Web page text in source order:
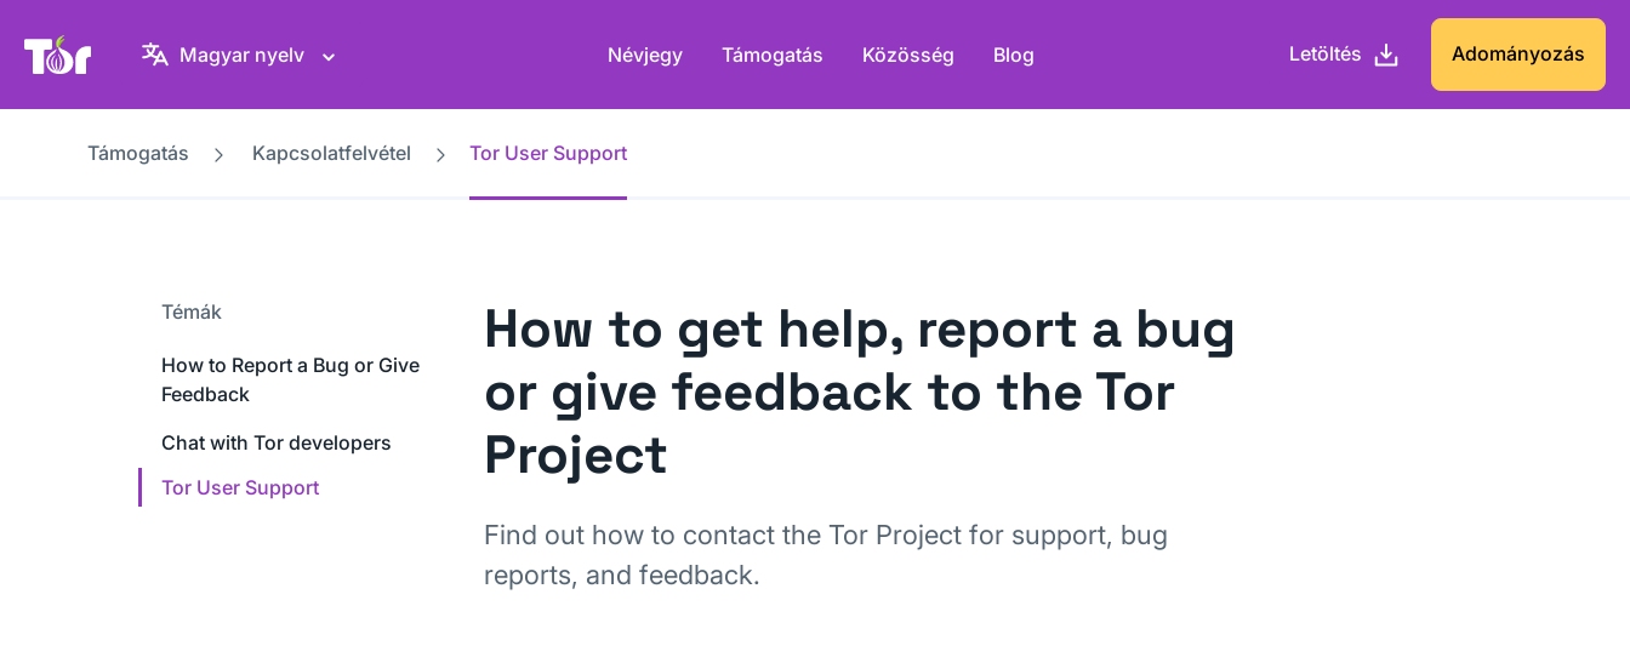
Tor Projekt weboldal
Magyar nyelv Névjegy Támogatás Közösség Blog Letöltés Adományozás
Támogatás Kapcsolatfelvétel Tor User Support
Témák
How to Report a Bug or Give
Feedback
Chat with Tor developers
Tor User Support
How to get help, report a bug
or give feedback to the Tor
Project
Find out how to contact the Tor Project for support, bug
reports, and feedback.